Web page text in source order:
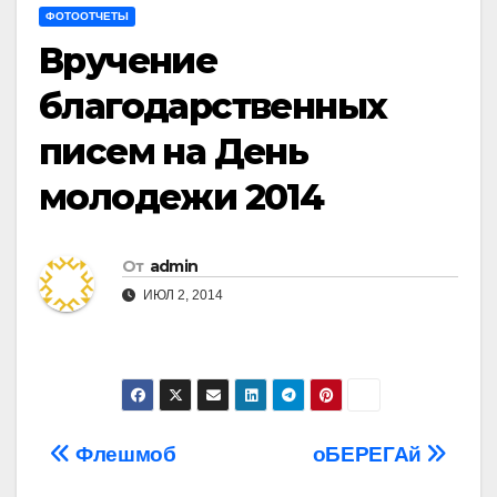
ФОТООТЧЕТЫ
Вручение
благодарственных
писем на День
молодежи 2014
От admin
ИЮЛ 2, 2014
Навигация
оБЕРЕГАй
Флешмоб